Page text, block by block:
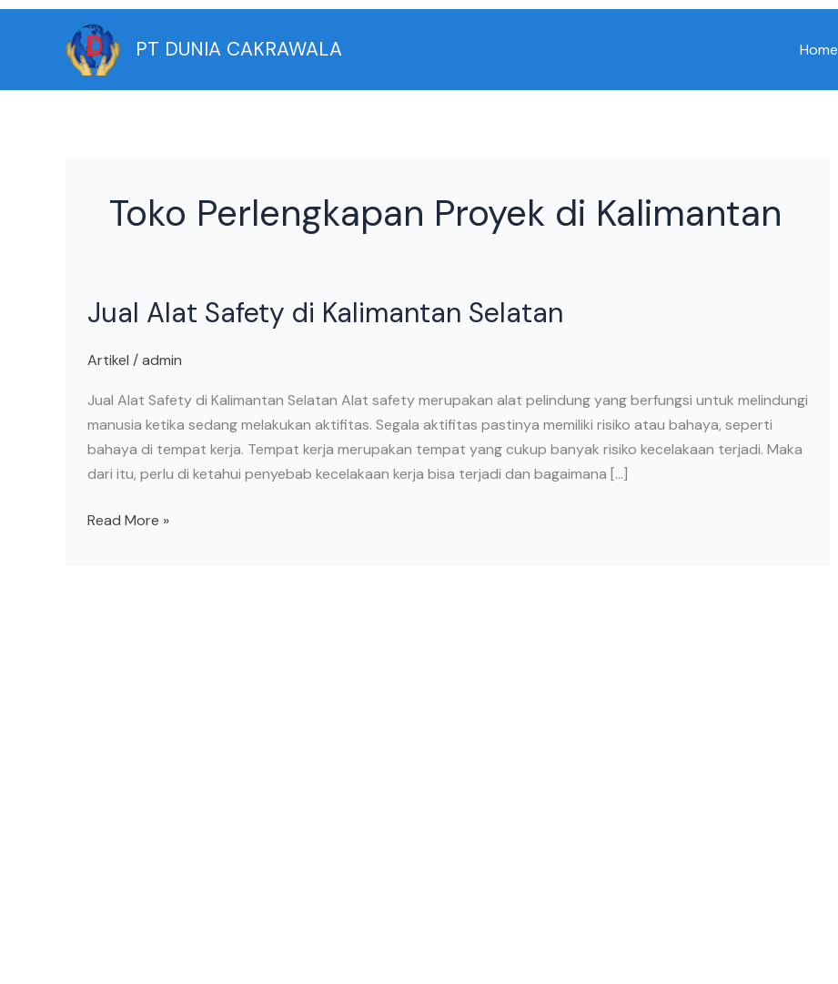
Skip
PT DUNIA CAKRAWALA Home
Toko Perlengkapan Proyek di Kalimantan
Jual Alat Safety di Kalimantan Selatan
Artikel /admin
Jual Alat Safety di Kalimantan Selatan Alat safety merupakan alat pelindung yang berfungsi untuk melindungi
manusia ketika sedang melakukan aktifitas. Segala aktifitas pastinya memiliki risiko atau bahaya, seperti
bahaya di tempat kerja. Tempat kerja merupakan tempat yang cukup banyak risiko kecelakaan terjadi. Maka
dari itu, perlu di ketahui penyebab kecelakaan kerja bisa terjadi dan bagaimana […]
Alat
di
Selatan
Read More »